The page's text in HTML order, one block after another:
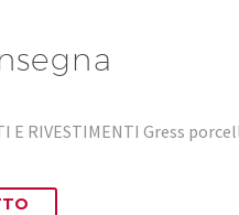
E RIVESTIMENTI Gress